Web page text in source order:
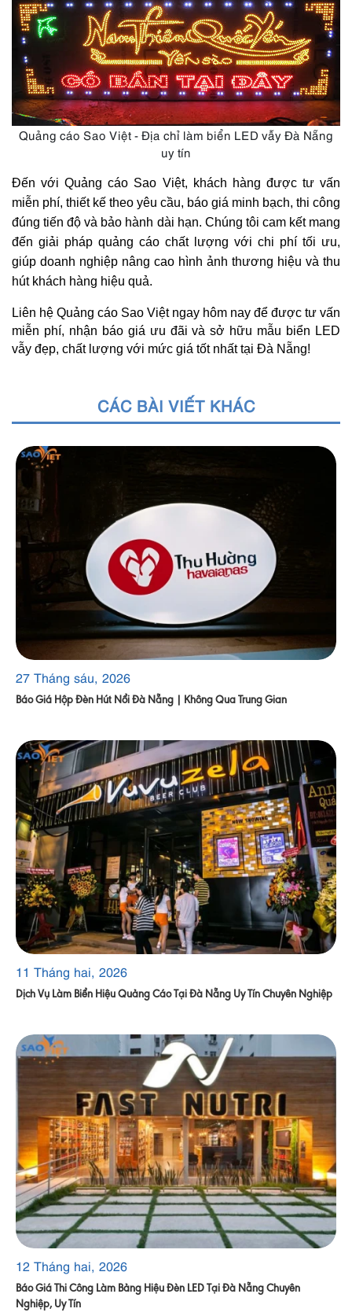
Quảng cáo Sao Việt - Địa chỉ làm biển LED vẫy Đà Nẵng
uy tín
Đến với Quảng cáo Sao Việt, khách hàng được tư vấn
miễn phí, thiết kế theo yêu cầu, báo giá minh bạch, thi công
đúng tiến độ và bảo hành dài hạn. Chúng tôi cam kết mang
đến giải pháp quảng cáo chất lượng với chi phí tối ưu,
giúp doanh nghiệp nâng cao hình ảnh thương hiệu và thu
hút khách hàng hiệu quả.
Liên hệ Quảng cáo Sao Việt ngay hôm nay để được tư vấn
miễn phí, nhận báo giá ưu đãi và sở hữu mẫu biển LED
vẫy đẹp, chất lượng với mức giá tốt nhất tại Đà Nẵng!
CÁC BÀI VIẾT KHÁC
27 Tháng sáu, 2026
Báo Giá Hộp Đèn Hút Nổi Đà Nẵng | Không Qua Trung Gian
11 Tháng hai, 2026
Dịch Vụ Làm Biển Hiệu Quảng Cáo Tại Đà Nẵng Uy Tín Chuyên Nghiệp
12 Tháng hai, 2026
Báo Giá Thi Công Làm Bảng Hiệu Đèn LED Tại Đà Nẵng Chuyên
Nghiệp, Uy Tín